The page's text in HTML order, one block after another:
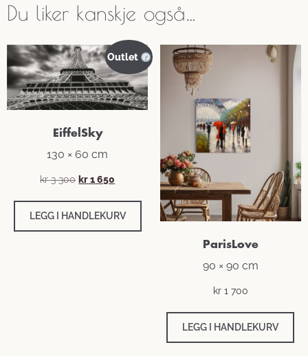
Du liker kanskje også…
Outlet
EiffelSky
130 × 60 cm
kr3 300 kr1 650
LEGG I HANDLEKURV
ParisLove
90 × 90 cm
kr1 700
LEGG I HANDLEKURV